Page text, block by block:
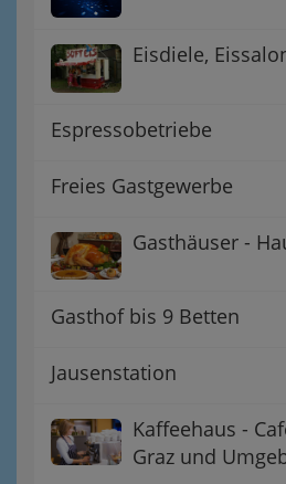
Eisdiele,
Espressobetriebe
Freies Gastgewerbe
Gasthäuser -
Gasthof bis 9 Betten
Jausenstation
Kaffeehaus -
Graz und